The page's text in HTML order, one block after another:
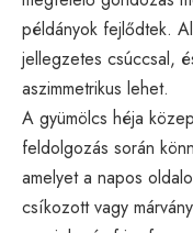
példányok fejlődtek.
jellegzetes csúccsal,
aszimmetrikus lehet.
A gyümölcs héja
feldolgozás során
amelyet a napos
csíkozott vagy